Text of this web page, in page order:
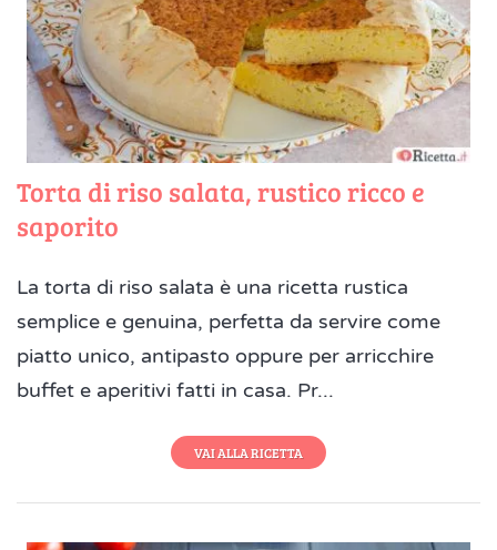
Torta di riso salata, rustico ricco e
saporito
La torta di riso salata è una ricetta rustica
semplice e genuina, perfetta da servire come
piatto unico, antipasto oppure per arricchire
buffet e aperitivi fatti in casa. Pr...
VAI ALLA RICETTA